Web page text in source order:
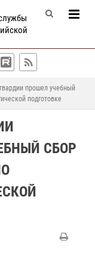
прошел учебный
подготовке
СБОР